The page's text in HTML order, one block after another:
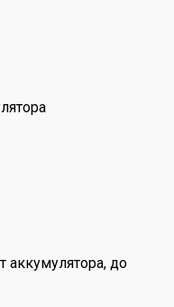
аккумулятора, до